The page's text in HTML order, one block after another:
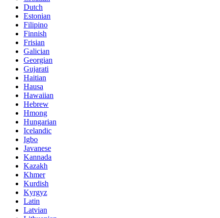
Dutch
Estonian
Filipino
Finnish
Frisian
Galician
Georgian
Gujarati
Haitian
Hausa
Hawaiian
Hebrew
Hmong
Hungarian
Icelandic
Igbo
Javanese
Kannada
Kazakh
Khmer
Kurdish
Kyrgyz
Latin
Latvian